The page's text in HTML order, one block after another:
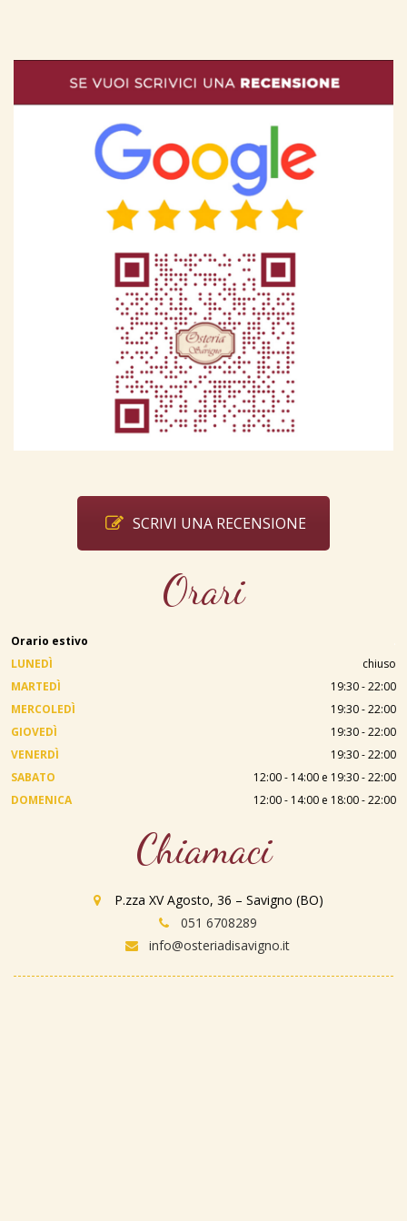
SCRIVI UNA RECENSIONE
Orari
Orario estivo
LUNEDÌ
MARTEDÌ
MERCOLEDÌ
GIOVEDÌ
VENERDÌ
SABATO
DOMENICA
chiuso
19:30 - 22:00
19:30 - 22:00
19:30 - 22:00
19:30 - 22:00
12:00 - 14:00 e 19:30 - 22:00
12:00 - 14:00 e 18:00 - 22:00
Chiamaci
P.zza XV Agosto, 36 – Savigno (BO)
051 6708289
info@osteriadisavigno.it